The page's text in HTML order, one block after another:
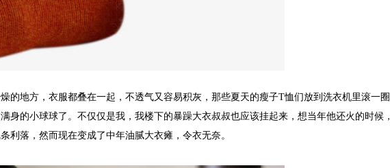
的地方，衣服都叠在一起，不透气又容易积灰，那些夏天的瘦子T恤们放到洗衣机里滚一圈
身的小球球了。不仅仅是我，我楼下的暴躁大衣叔叔也应该挂起来，想当年他还火的时候，
利落，然而现在变成了中年油腻大衣瘫，令衣无奈。